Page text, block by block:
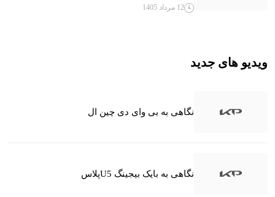
12 مرداد 1405
ویدیو های جدید
نگاهی به بی وای دی چین ال
نگاهی به بایک بیجینگ U5پلاس